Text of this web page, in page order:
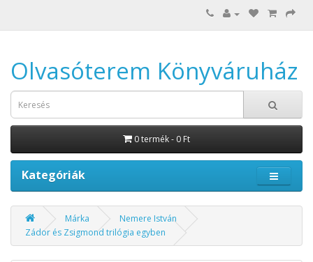
Olvasóterem Könyváruház
0 termék - 0 Ft
Kategóriák
Márka
Nemere István
Zádor és Zsigmond trilógia egyben